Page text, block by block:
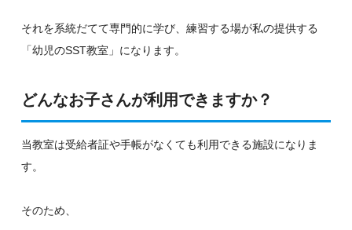
それを系統だてて専門的に学び、練習する場が私の提供する
「幼児のSST教室」になります。
どんなお子さんが利用できますか？
当教室は受給者証や手帳がなくても利用できる施設になりま
す。
そのため、